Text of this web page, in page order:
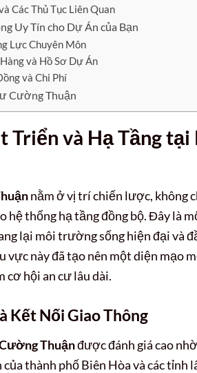
Các Thủ Tục Liên Quan
Uy Tín cho Dự Án của Bạn
Lực Chuyên Môn
và Hồ Sơ Dự Án
và Chi Phí
Cường Thuận
Triển và Hạ Tầng tại
nằm ở vị trí chiến lược, không
hệ thống hạ tầng đồng bộ. Đây là
lại môi trường sống hiện đại và
vực này đã tạo nên một diện mạo
cơ hội an cư lâu dài.
Kết Nối Giao Thông
Thuậnđược đánh giá cao
thành phố Biên Hòa và các tỉnh